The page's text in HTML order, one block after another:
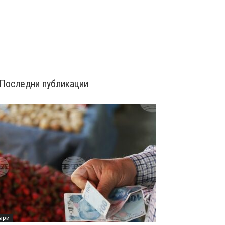
публикации